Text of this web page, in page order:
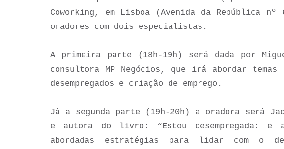
Coworking, em Lisboa (Avenida da República
oradores com dois especialistas.
A primeira parte (18h-19h) será dada por
consultora MP Negócios, que irá abordar temas
desempregados e criação de emprego.
Já a segunda parte (19h-20h) a oradora será
e autora do livro: “Estou desempregada: e
abordadas estratégias para lidar com o